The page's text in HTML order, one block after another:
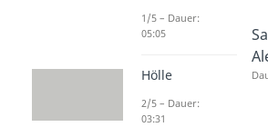
Schahad
Dauer: 02:27
1/5 – Dauer:
05:05
Hölle
2/5 – Dauer:
03:31